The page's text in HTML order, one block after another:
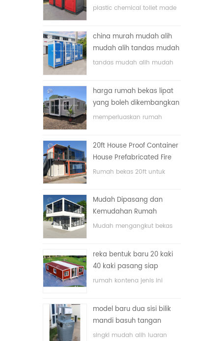
rendah
plastic chemical toilet made
china murah mudah alih
mudah alih tandas mudah
alih untuk tapak
tandas mudah alih mudah
harga rumah bekas lipat
yang boleh dikembangkan
memperluaskan rumah
20ft House Proof Container
House Prefabricated Fire
House di China
Rumah bekas 20ft untuk
Mudah Dipasang dan
Kemudahan Rumah
Container Pengangkutan
Mudah mengangkut bekas
reka bentuk baru 20 kaki
40 kaki pasang siap
rumah kontena kecil yang
rumah kontena jenis ini
tidur, satu bilik mandi dan
dengan sistem elektrik.
model baru dua sisi bilik
mandi basuh tangan
awam mewah plastik
singki mudah alih luaran